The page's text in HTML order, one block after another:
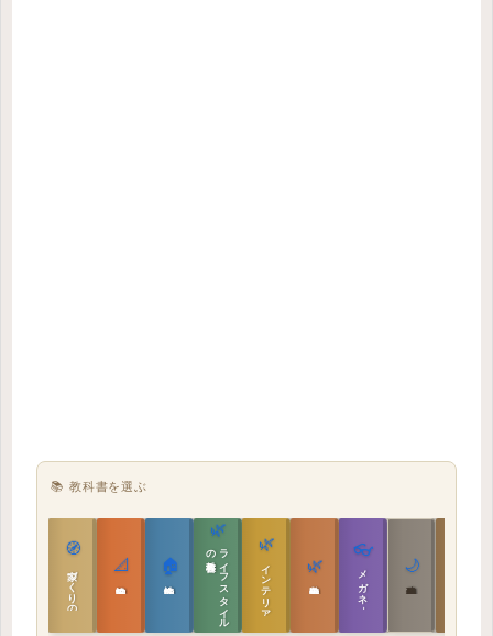
📚 教科書を選ぶ
🧭
家づくりの教科書 📐
実施設計の教科書
🏠
性能設計の教科書
🌿
ラ
イ
フ
ス
タ
イ
ル
の
教科書 🌿
インテリア設計 🌿
敷地設計の教科書
👓
メガネ｜転職 🌙
建築思想の教科書